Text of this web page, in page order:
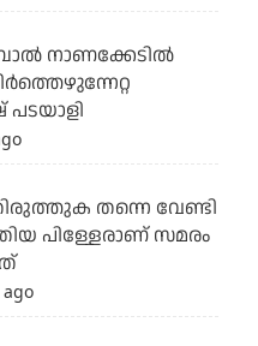
നാണക്കേടിൽ
തന്നെ വേണ്ടി
പിള്ളേരാണ് സമരം
ago